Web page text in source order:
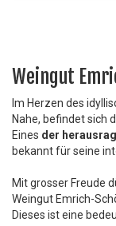
Weingut
Im Herzen des
Nahe, befindet sich
Eines der
bekannt für seine
Mit grosser Freude
Weingut Emrich-
Dieses ist eine